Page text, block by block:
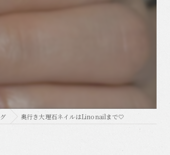
奥行き大理石ネイルはLinonailまで🤍